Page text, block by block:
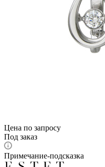
Цена по запросу
Под заказ
Примечание-подсказка